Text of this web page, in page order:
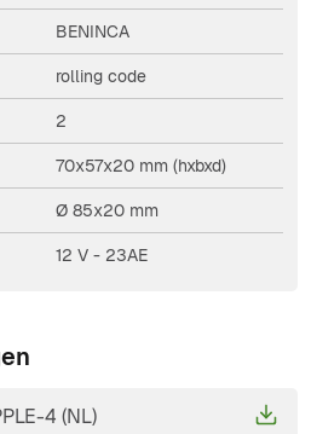
BENINCA
rolling code
2
70x57x20 mm (hxbxd)
Ø 85x20 mm
12 V - 23AE
4 (NL)